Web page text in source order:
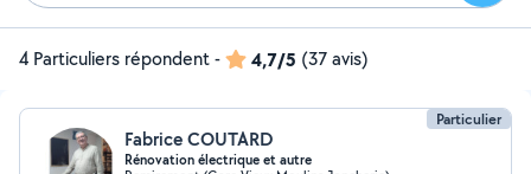
4 Particuliers répondent- 4,7/5 (37 avis)
Particulier
Fabrice COUTARD
Rénovation électrique et autre